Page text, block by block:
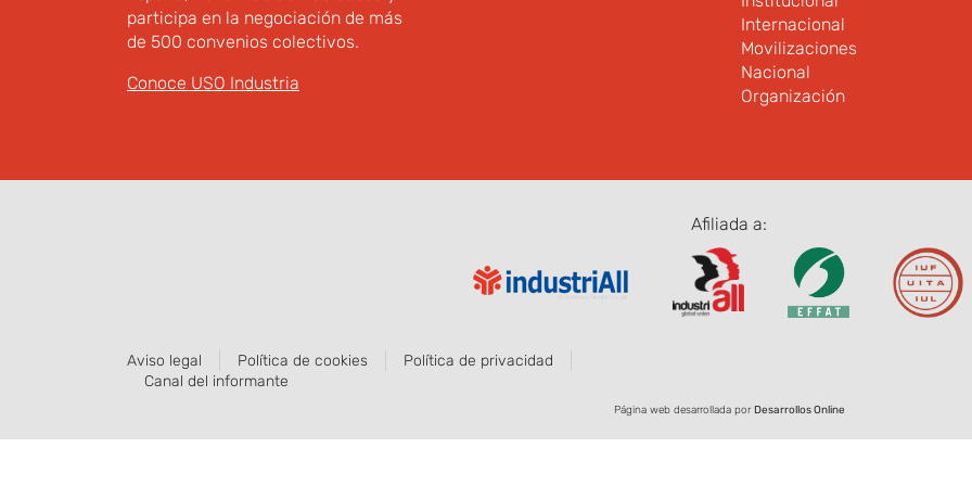
participa en la negociación de más
de 500 convenios colectivos.
Conoce USO Industria
Internacional
Movilizaciones
Nacional
Organización
Afiliada a:
Aviso legal Política de cookies
Política de privacidad
Canal del informante
Página web desarrollada porDesarrollos Online